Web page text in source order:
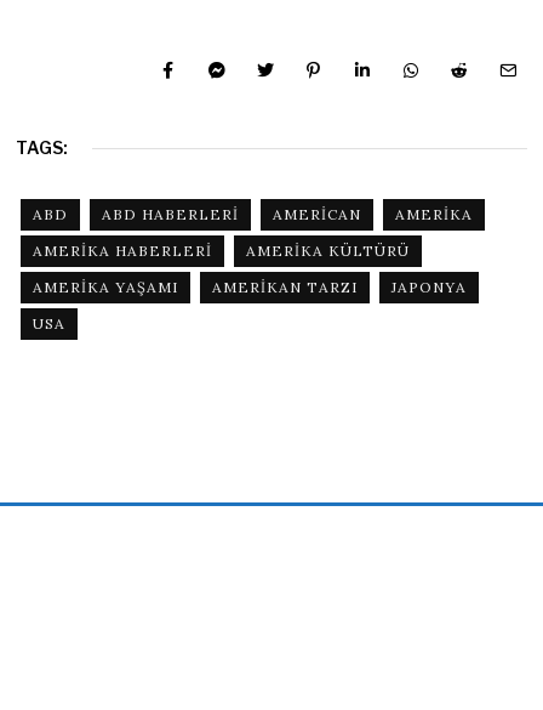
TAGS:
ABD ABD HABERLERI AMERICAN
AMERIKA
AMERIKA HABERLERI
AMERIKA KÜLTÜRÜ
AMERIKA YAŞAMI
AMERIKAN TARZI
JAPONYA
USA